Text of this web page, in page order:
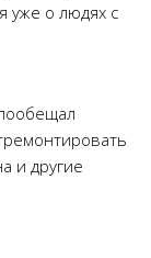
уже о людях с
и другие